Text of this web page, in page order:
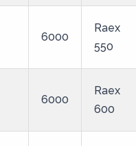
6000
Raex
550
6000
Raex
600